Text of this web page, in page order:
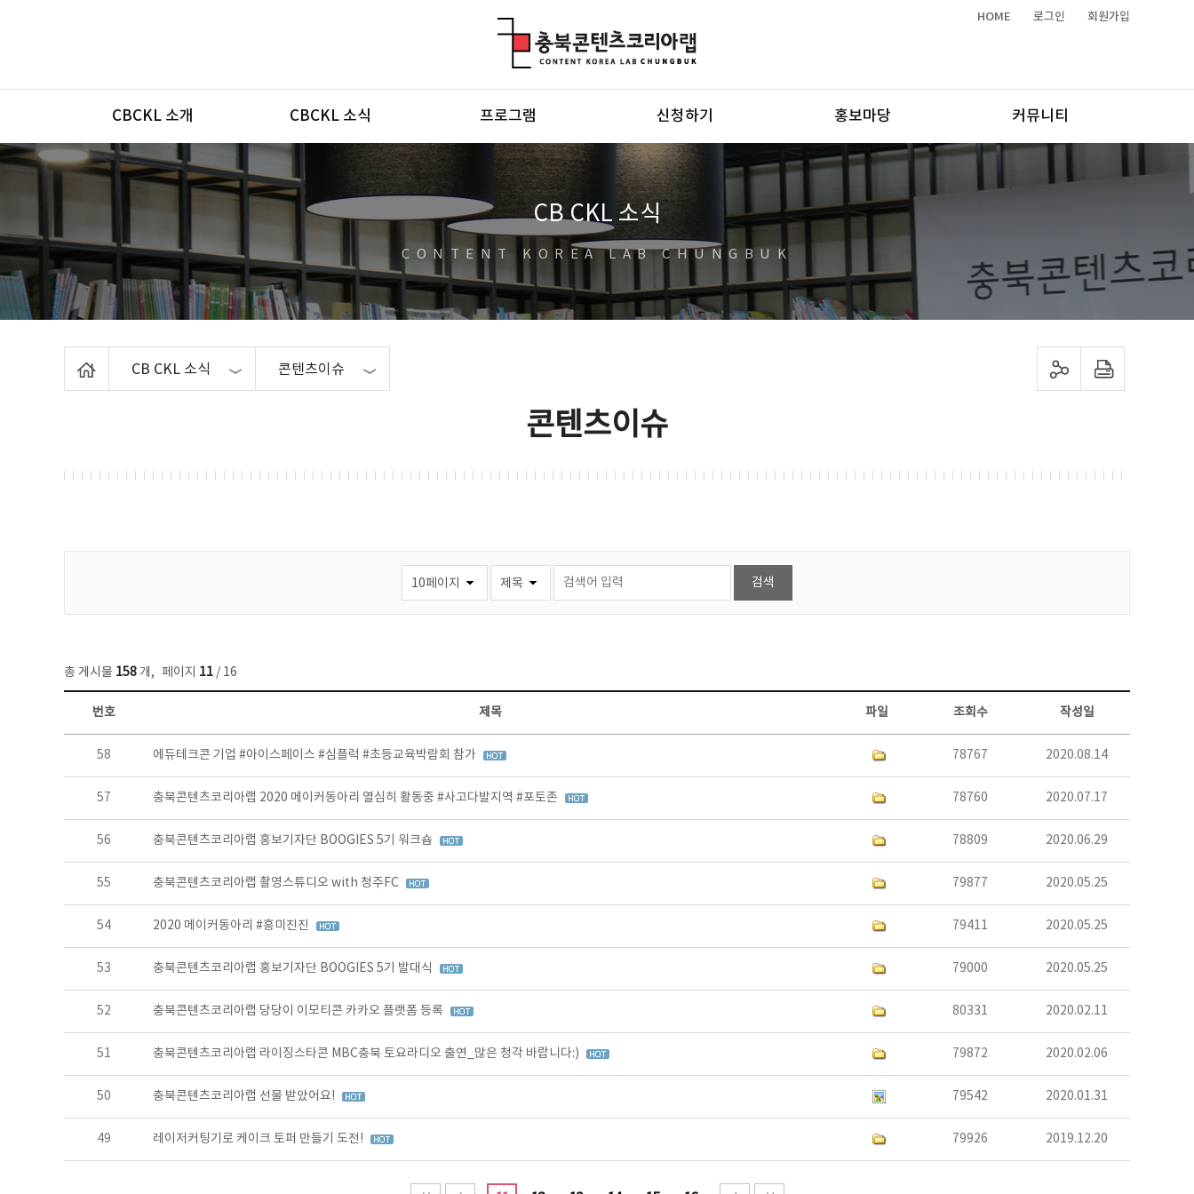
HOME 로그인 회원가입
메뉴
CBCKL 소개 CBCKL 소식 프로그램 신청하기 홍보마당 커뮤니티
CB CKL 소식
CONTENT KOREA LAB CHUNGBUK
CB CKL 소식 콘텐츠이슈 sns 공유하기 프린트하기
콘텐츠이슈
총 게시물 158 개, 페이지 11 / 16
콘텐츠이슈 목록 - 번호, 제목, 작성자, 파일, 조회수, 작성일 정보 제공
번호 제목 파일 조회수 작성일
58 에듀테크콘 기업 #아이스페이스 #심플럭 #초등교육박람회 참가 78767 2020.08.14
57 충북콘텐츠코리아랩 2020 메이커동아리 열심히 활동중 #사고다발지역 #포토존 78760 2020.07.17
56 충북콘텐츠코리아랩 홍보기자단 BOOGIES 5기 워크숍 78809 2020.06.29
55 충북콘텐츠코리아랩 촬영스튜디오 with 청주FC 79877 2020.05.25
54 2020 메이커동아리 #흥미진진 79411 2020.05.25
53 충북콘텐츠코리아랩 홍보기자단 BOOGIES 5기 발대식 79000 2020.05.25
52 충북콘텐츠코리아랩 당당이 이모티콘 카카오 플랫폼 등록 80331 2020.02.11
51 충북콘텐츠코리아랩 라이징스타콘 MBC충북 토요라디오 출연_많은 청각 바랍니다:) 79872 2020.02.06
50 충북콘텐츠코리아랩 선물 받았어요! 79542 2020.01.31
49 레이저커팅기로 케이크 토퍼 만들기 도전! 79926 2019.12.20